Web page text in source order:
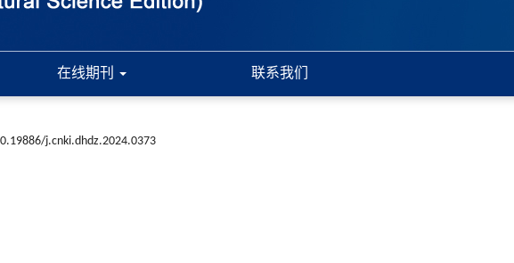
在线期刊 联系我们
j.cnki.dhdz.2024.0373